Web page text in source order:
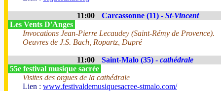
11:00 Carcassonne (11) - St-Vincent
Les Vents D'Anges
Invocations Jean-Pierre Lecaudey (Saint-Rémy de Provence).
Oeuvres de J.S. Bach, Ropartz, Dupré
11:00 Saint-Malo (35) - cathédrale
55e festival musique sacrée
Visites des orgues de la cathédrale
Lien : www.festivaldemusiquesacree-stmalo.com/